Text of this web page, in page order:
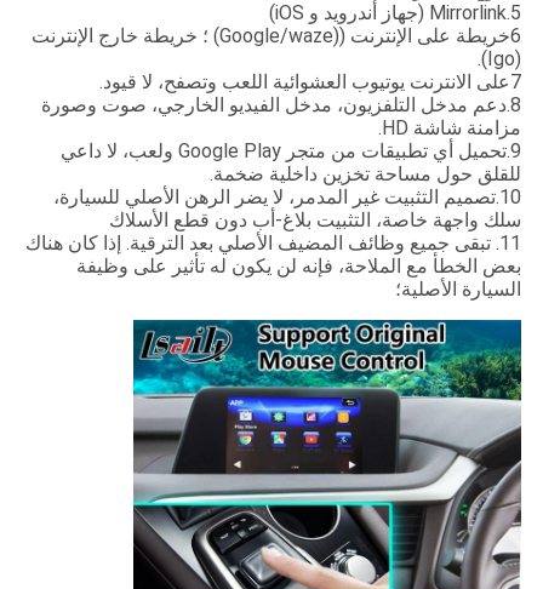
5.Mirrorlink (جهاز أندرويد و iOS)
6خريطة على الإنترنت ((Google/waze) ؛ خريطة خارج الإنترنت
(Igo).
7على الانترنت يوتيوب العشوائية اللعب وتصفح، لا قيود.
8.دعم مدخل التلفزيون، مدخل الفيديو الخارجي، صوت وصورة
مزامنة شاشة HD.
9.تحميل أي تطبيقات من متجر Google Play ولعب، لا داعي
للقلق حول مساحة تخزين داخلية ضخمة.
10. تصميم التثبيت غير المدمر، لا يضر الرهن الأصلي للسيارة،
سلك واجهة خاصة، التثبيت بلاغ-أب دون قطع الأسلاك
11. تبقى جميع وظائف المضيف الأصلي بعد الترقية. إذا كان هناك
بعض الخطأ مع الملاحة، فإنه لن يكون له تأثير على وظيفة
السيارة الأصلية؛